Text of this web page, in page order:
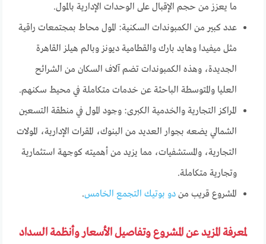
ما يعزز من حجم الإقبال على الوحدات الإدارية بالمول.
عدد كبير من الكمبوندات السكنية: المول محاط بمجتمعات راقية
مثل ميفيدا وهايد بارك والقطامية ديونز وبالم هيلز القاهرة
الجديدة، وهذه الكمبوندات تضم آلاف السكان من الشرائح
العليا والمتوسطة الباحثة عن خدمات متكاملة في محيط سكنهم.
المراكز التجارية والخدمية الكبرى: وجود المول في منطقة التسعين
الشمالي يضعه بجوار العديد من البنوك، المقرات الإدارية، المولات
التجارية، والمستشفيات، مما يزيد من أهميته كوجهة استثمارية
وتجارية متكاملة.
المشروع قريب مندو بوتيك التجمع الخامس.
لمعرفة المزيد عن المشروع وتفاصيل الأسعار وأنظمة السداد